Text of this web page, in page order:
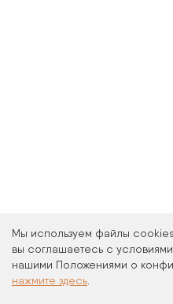
Мы используем файлы
вы соглашаетесь с
нашими Положениями о
нажмите здесь